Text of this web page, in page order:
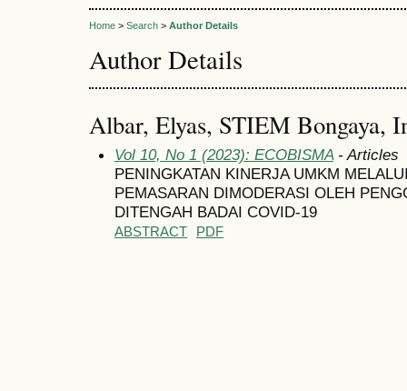
Home > Search > Author Details
Author Details
Albar, Elyas, STIEM Bongaya,
Vol 10, No 1 (2023): ECOBISMA- Articles
PENINGKATAN KINERJA UMKM
PEMASARAN DIMODERASI OLEH
DITENGAH BADAI COVID-19
ABSTRACT PDF